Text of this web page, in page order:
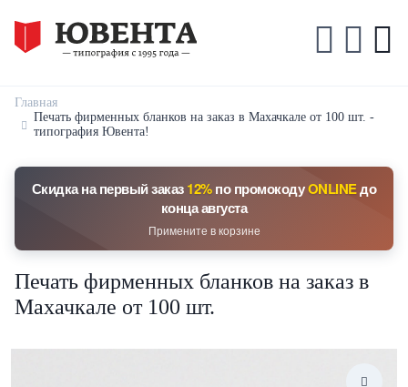
Главная
Печать фирменных бланков на заказ в Махачкале от 100 шт. -
типография Ювента!
Скидка на первый заказ12%по промокодуONLINEдо
конца августа
Примените в корзине
Печать фирменных бланков на заказ в
Махачкале от 100 шт.